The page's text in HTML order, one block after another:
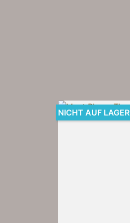
NICHT AUF LAGER